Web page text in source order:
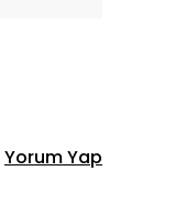
Yorum Yap